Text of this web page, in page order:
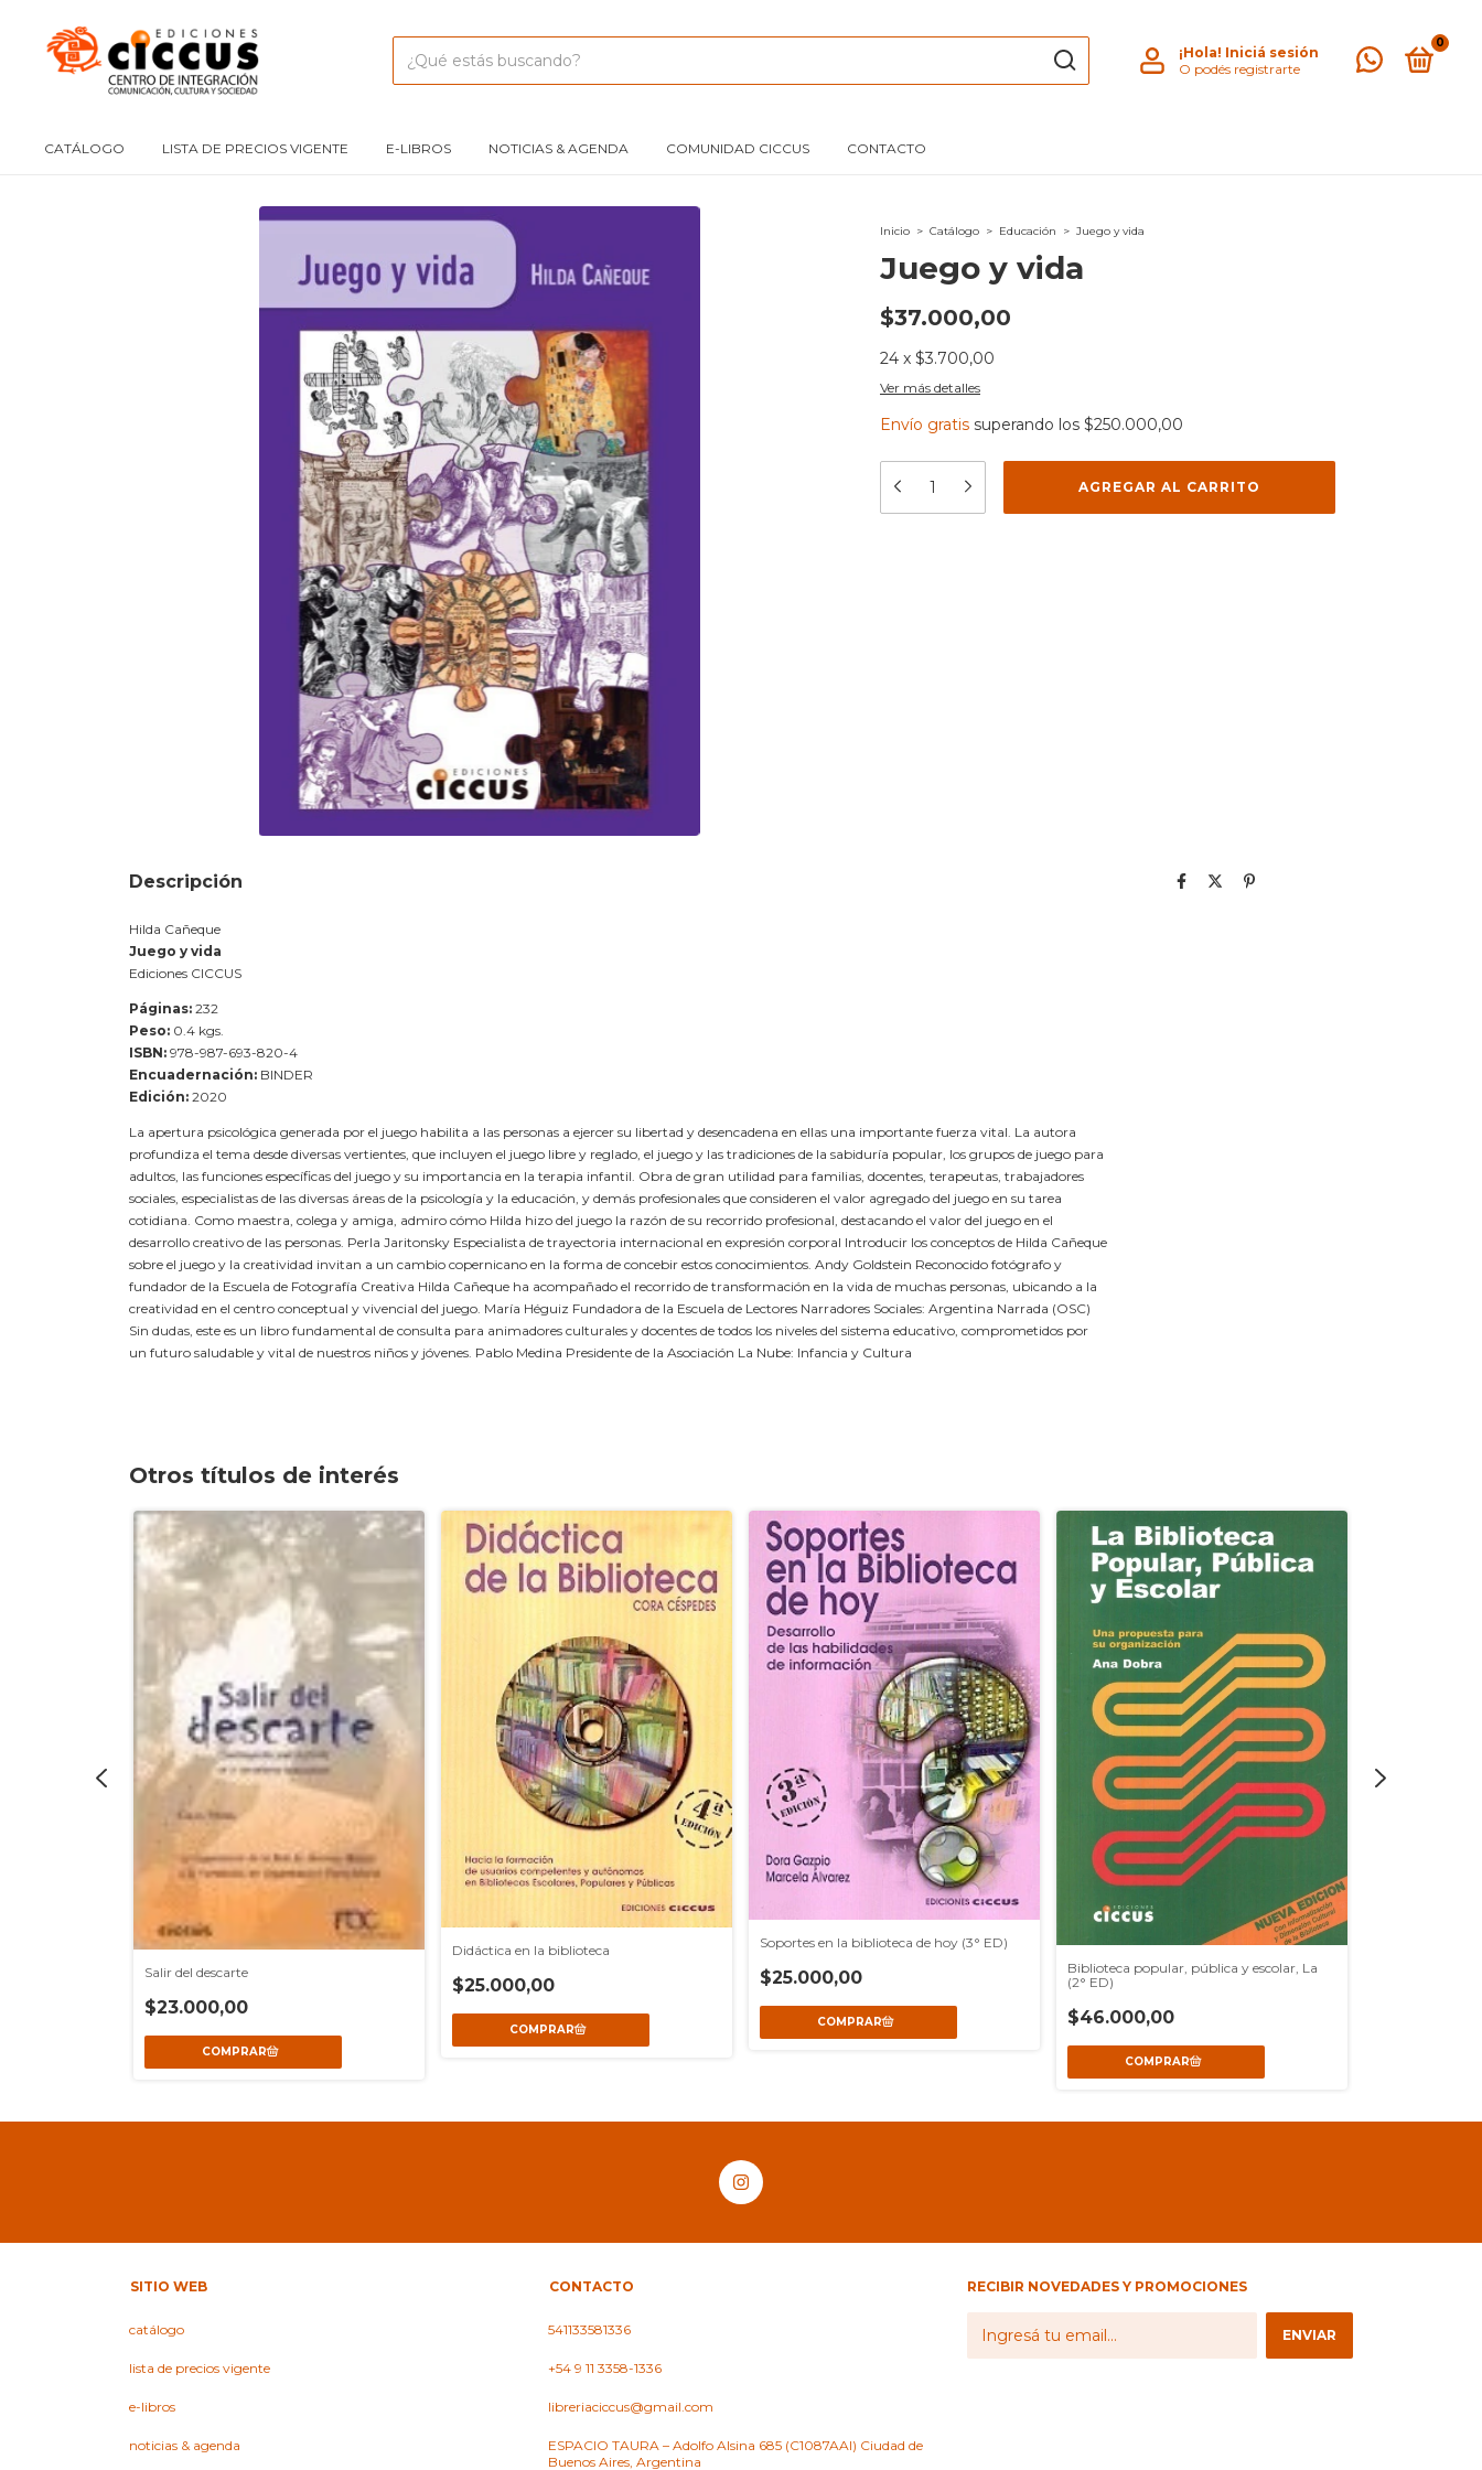
¡Hola! Iniciá sesión
O podés registrarte
0
CATÁLOGO LISTA DE PRECIOS VIGENTE E-LIBROS NOTICIAS & AGENDA COMUNIDAD CICCUS CONTACTO
Inicio > Catálogo > Educación > Juego y vida
Juego y vida
$37.000,00
24 x $3.700,00
Ver más detalles
Envío gratis superando los $250.000,00
Descripción
Hilda Cañeque
Juego y vida
Ediciones CICCUS
Páginas: 232
Peso: 0.4 kgs.
ISBN: 978-987-693-820-4
Encuadernación: BINDER
Edición: 2020
La apertura psicológica generada por el juego habilita a las personas a ejercer su libertad y desencadena en ellas una importante fuerza vital. La autora
profundiza el tema desde diversas vertientes, que incluyen el juego libre y reglado, el juego y las tradiciones de la sabiduría popular, los grupos de juego para
adultos, las funciones específicas del juego y su importancia en la terapia infantil. Obra de gran utilidad para familias, docentes, terapeutas, trabajadores
sociales, especialistas de las diversas áreas de la psicología y la educación, y demás profesionales que consideren el valor agregado del juego en su tarea
cotidiana. Como maestra, colega y amiga, admiro cómo Hilda hizo del juego la razón de su recorrido profesional, destacando el valor del juego en el
desarrollo creativo de las personas. Perla Jaritonsky Especialista de trayectoria internacional en expresión corporal Introducir los conceptos de Hilda Cañeque
sobre el juego y la creatividad invitan a un cambio copernicano en la forma de concebir estos conocimientos. Andy Goldstein Reconocido fotógrafo y
fundador de la Escuela de Fotografía Creativa Hilda Cañeque ha acompañado el recorrido de transformación en la vida de muchas personas, ubicando a la
creatividad en el centro conceptual y vivencial del juego. María Héguiz Fundadora de la Escuela de Lectores Narradores Sociales: Argentina Narrada (OSC)
Sin dudas, este es un libro fundamental de consulta para animadores culturales y docentes de todos los niveles del sistema educativo, comprometidos por
un futuro saludable y vital de nuestros niños y jóvenes. Pablo Medina Presidente de la Asociación La Nube: Infancia y Cultura
Otros títulos de interés
Salir del descarte
$23.000,00
Didáctica en la biblioteca
$25.000,00
Soportes en la biblioteca de hoy (3° ED)
$25.000,00
Biblioteca popular, pública y escolar, La
(2° ED)
$46.000,00
SITIO WEB
catálogo
lista de precios vigente
e-libros
noticias & agenda
CONTACTO
541133581336
+54 9 11 3358-1336
libreriaciccus@gmail.com
ESPACIO TAURA – Adolfo Alsina 685 (C1087AAI) Ciudad de
Buenos Aires, Argentina
RECIBIR NOVEDADES Y PROMOCIONES